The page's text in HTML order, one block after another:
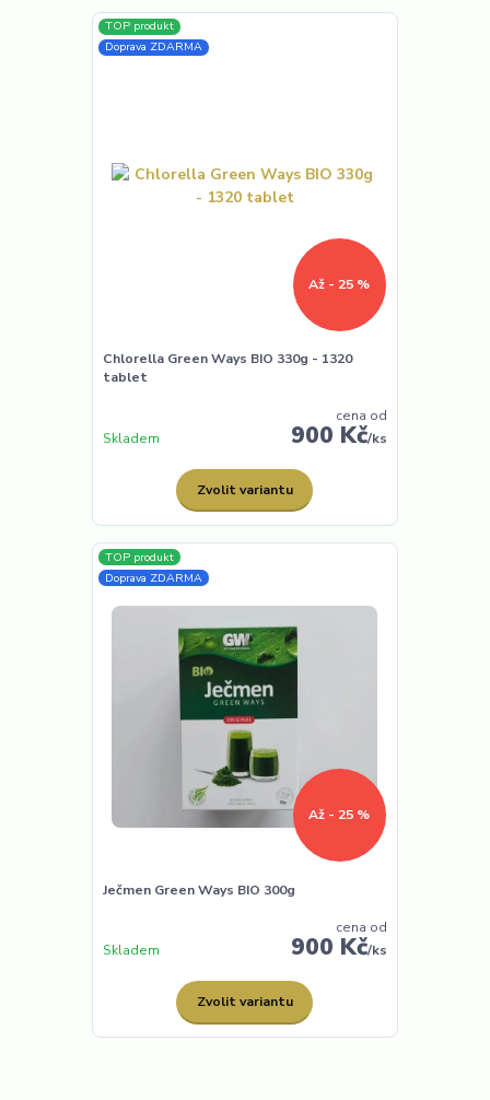
TOP produkt
Doprava ZDARMA
Až - 25 %
Chlorella Green Ways BIO 330g - 1320
tablet
cena od
900 Kč/ks
Skladem
Zvolit variantu
TOP produkt
Doprava ZDARMA
Až - 25 %
Ječmen Green Ways BIO 300g
cena od
900 Kč/ks
Skladem
Zvolit variantu